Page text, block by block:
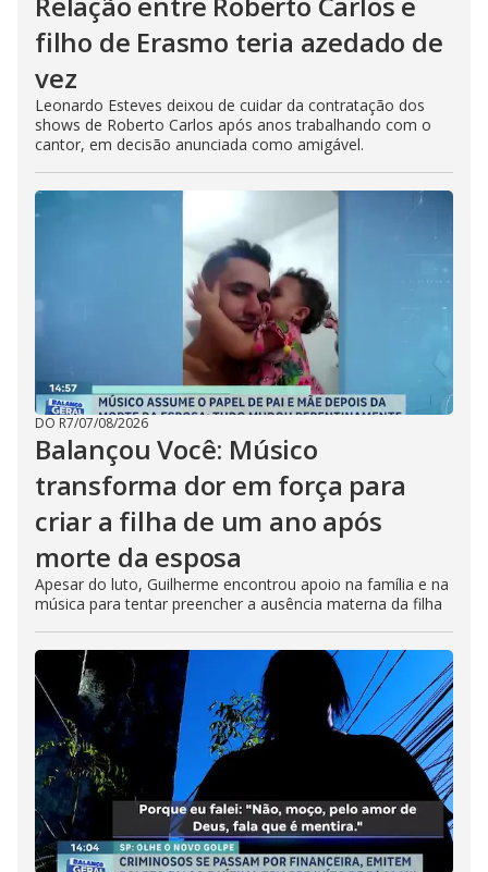
filho de Erasmo teria azedado de
vez
Leonardo Esteves deixou de cuidar da contratação dos
shows de Roberto Carlos após anos trabalhando com o
cantor, em decisão anunciada como amigável.
DO R7/07/08/2026
Balançou Você: Músico
transforma dor em força para
criar a filha de um ano após
morte da esposa
Apesar do luto, Guilherme encontrou apoio na família e na
música para tentar preencher a ausência materna da filha